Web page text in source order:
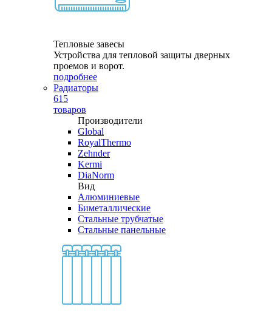
Тепловые завесы
Устройства для тепловой защиты дверных
проемов и ворот.
подробнее
Радиаторы
615
товаров
Производители
Global
RoyalThermo
Zehnder
Kermi
DiaNorm
Вид
Алюминиевые
Биметаллические
Стальные трубчатые
Стальные панельные